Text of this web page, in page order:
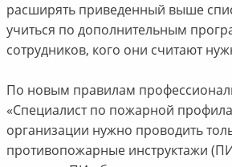
расширять приведенный выше
учиться по дополнительным
сотрудников, кого они считают
По новым правилам
«Специалист по пожарной
организации нужно проводить
противопожарные инструктажи